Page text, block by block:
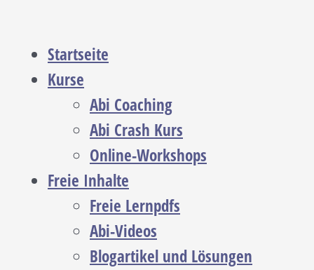
Startseite
Kurse
Abi Coaching
Abi Crash Kurs
Online-Workshops
Freie Inhalte
Freie Lernpdfs
Abi-Videos
Blogartikel und Lösungen